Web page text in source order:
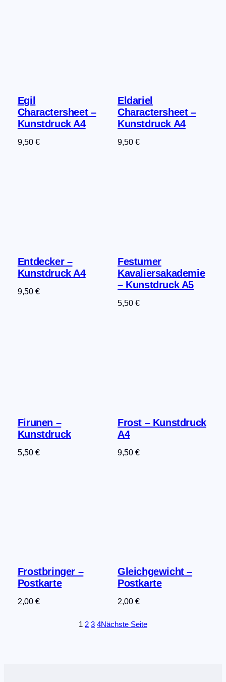
Egil
Charactersheet –
Kunstdruck A4
9,50 €
Eldariel
Charactersheet –
Kunstdruck A4
9,50€
Entdecker –
Kunstdruck A4
9,50 €
Festumer
Kavaliersakademie
– Kunstdruck A5
5,50€
Firunen –
Kunstdruck
5,50 €
Frost – Kunstdruck
A4
9,50€
Frostbringer –
Postkarte
2,00 €
Gleichgewicht –
Postkarte
2,00€
1 2 3 4Nächste Seite